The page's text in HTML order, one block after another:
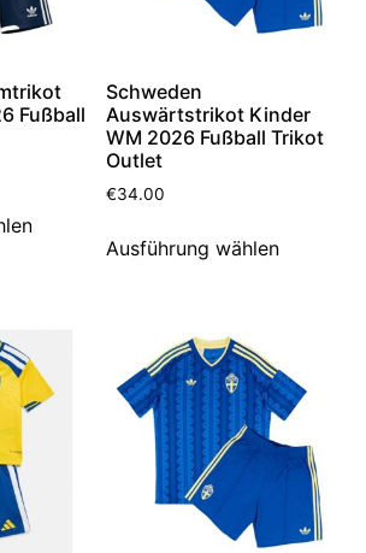
Fußball
Schweden
Auswärtstrikot Kinder
WM 2026 Fußball Trikot
Outlet
€34.00
Ausführung wählen